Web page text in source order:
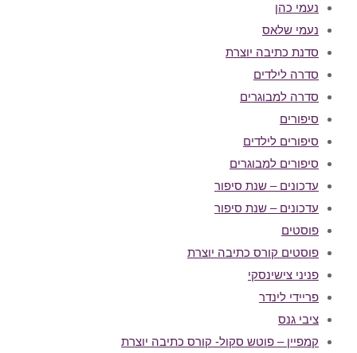
נעמי כהן
נעמי שלאס
סדנת כתיבה יוצרת
סדרה לילדים
סדרה למבוגרים
סיפורים
סיפורים לילדים
סיפורים למבוגרים
עדכונים – שנת סיפור
עדכונים – שנת סיפור
פוסטים
פוסטים קורס כתיבה יוצרת
פניני צישינסקי
פריידי לינדר
ציבי גנס
קמפיין – פוטש סקול- קורס כתיבה יוצרת